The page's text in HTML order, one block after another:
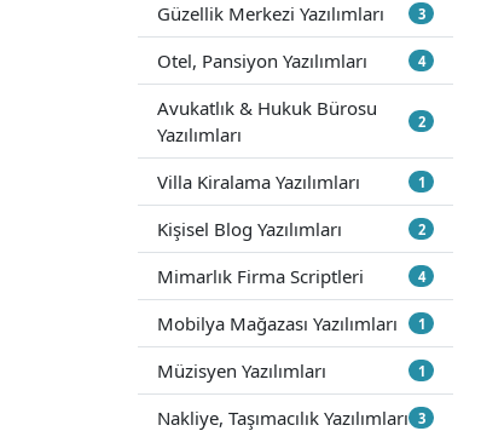
Güzellik Merkezi Yazılımları 3
Otel, Pansiyon Yazılımları 4
Avukatlık & Hukuk Bürosu
Yazılımları
2
Villa Kiralama Yazılımları 1
Kişisel Blog Yazılımları 2
Mimarlık Firma Scriptleri 4
Mobilya Mağazası Yazılımları 1
Müzisyen Yazılımları 1
Nakliye, Taşımacılık Yazılımları 3